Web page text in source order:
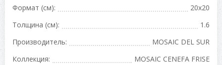
Формат (см):
20x20
Толщина (см):
1.6
Производитель:
MOSAIC DEL SUR
Коллекция:
MOSAIC CENEFA FRISE